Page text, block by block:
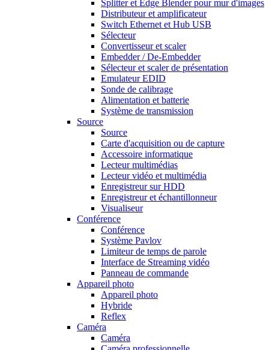
Splitter et Edge Blender pour mur d'images
Distributeur et amplificateur
Switch Ethernet et Hub USB
Sélecteur
Convertisseur et scaler
Embedder / De-Embedder
Sélecteur et scaler de présentation
Emulateur EDID
Sonde de calibrage
Alimentation et batterie
Système de transmission
Source
Source
Carte d'acquisition ou de capture
Accessoire informatique
Lecteur multimédias
Lecteur vidéo et multimédia
Enregistreur sur HDD
Enregistreur et échantillonneur
Visualiseur
Conférence
Conférence
Système Pavlov
Limiteur de temps de parole
Interface de Streaming vidéo
Panneau de commande
Appareil photo
Appareil photo
Hybride
Reflex
Caméra
Caméra